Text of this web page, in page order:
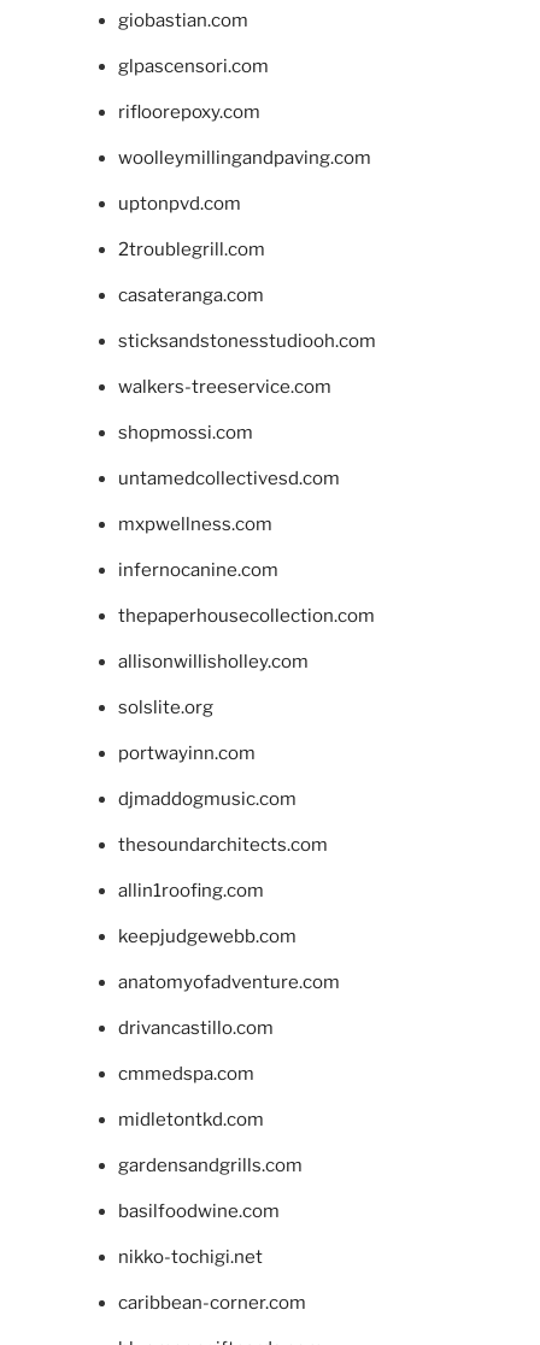
giobastian.com
glpascensori.com
rifloorepoxy.com
woolleymillingandpaving.com
uptonpvd.com
2troublegrill.com
casateranga.com
sticksandstonesstudiooh.com
walkers-treeservice.com
shopmossi.com
untamedcollectivesd.com
mxpwellness.com
infernocanine.com
thepaperhousecollection.com
allisonwillisholley.com
solslite.org
portwayinn.com
djmaddogmusic.com
thesoundarchitects.com
allin1roofing.com
keepjudgewebb.com
anatomyofadventure.com
drivancastillo.com
cmmedspa.com
midletontkd.com
gardensandgrills.com
basilfoodwine.com
nikko-tochigi.net
caribbean-corner.com